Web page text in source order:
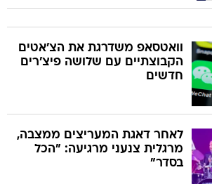
וואטסאפ משדרגת את הצ'אטים
הקבוצתיים עם שלושה פיצ'רים
חדשים
לאחר דאגת המעריצים ממצבה,
מרגלית צנעני מרגיעה: "הכל
בסדר"